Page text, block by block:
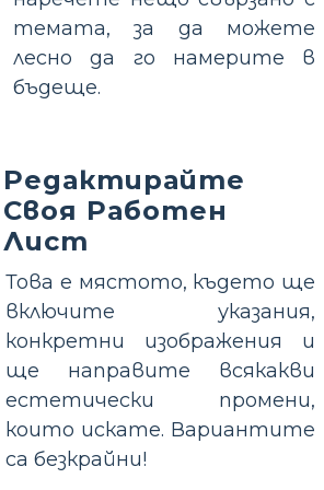
темата, за да можете
лесно да го намерите в
бъдеще.
Редактирайте
Своя Работен
Лист
Това е мястото, където ще
включите указания,
конкретни изображения и
ще направите всякакви
естетически промени,
които искате. Вариантите
са безкрайни!